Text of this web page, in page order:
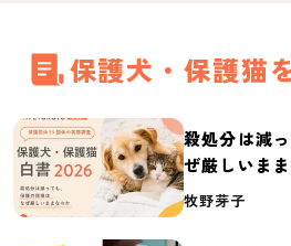
保護犬・保護猫
殺処分は減
ぜ厳しいま
体の実態調
牧野芽子